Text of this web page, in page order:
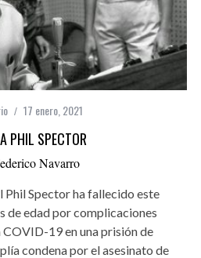
17 enero, 2021
PHIL SPECTOR
Navarro
Phil Spector ha fallecido este
de edad por complicaciones
19 en una prisión de
condena por el asesinato de